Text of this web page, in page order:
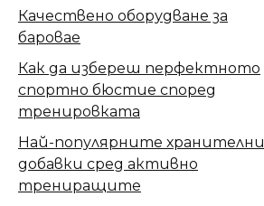
Качествено оборудване за
баровае
Как да избереш перфектното
спортно бюстие според
тренировката
Най-популярните хранителни
добавки сред активно
трениращите